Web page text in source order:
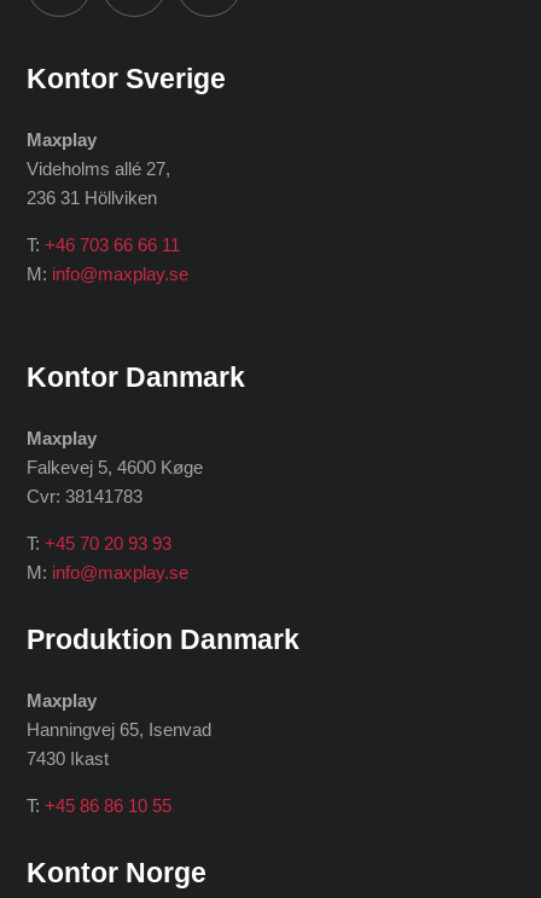
Kontor Sverige
Maxplay
Videholms allé 27,
236 31 Höllviken
T:+46 703 66 66 11
M: info@maxplay.se
Kontor Danmark
Maxplay
Falkevej 5, 4600 Køge
Cvr: 38141783
T:+45 70 20 93 93
M: info@maxplay.se
Produktion Danmark
Maxplay
Hanningvej 65, Isenvad
7430 Ikast
T:+45 86 86 10 55
Kontor Norge